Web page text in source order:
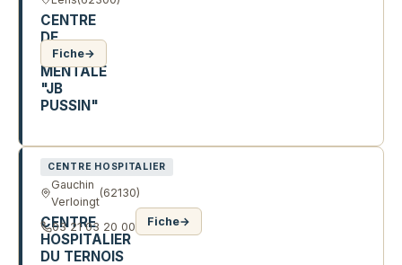
CENTRE
DE
SANTE
MENTALE
"JB
PUSSIN"
Fiche→
CENTRE HOSPITALIER
Gauchin
Verloingt
(62130)
CENTRE
HOSPITALIER
DU TERNOIS
03 21 03 20 00 Fiche→